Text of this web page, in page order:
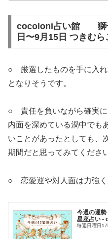
cocoloni占い館 獅
日〜9月15日 つきむ
○ 厳選したものを手に入れ
となりそうです。
○ 責任を負いながら確実
内面を深めている渦中でも
いことがあったとしても、
期間だと思ってみてくださ
○ 恋愛運や対人面は力強く
今週の運
星座占い -
毎週日曜日17